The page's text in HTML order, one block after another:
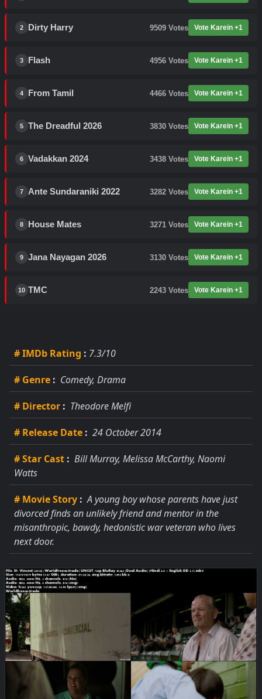
2 Dirty Harry 9509 Votes Vote Karein +1
3 Flash 4956 Votes Vote Karein +1
4 From Tamil 4466 Votes Vote Karein +1
5 The Dreadful 2026 3830 Votes Vote Karein +1
6 Vadakkan 2024 3438 Votes Vote Karein +1
7 Ante Sundaraniki 2022 3282 Votes Vote Karein +1
8 House Mates 3271 Votes Vote Karein +1
9 Jana Nayagan 2026 3130 Votes Vote Karein +1
10 TMC 2243 Votes Vote Karein +1
# IMDb Rating : 7.3/10
# Genre : Comedy, Drama
# Director : Theodore Melfi
# Release Date : 24 October 2014
# Star Cast : Bill Murray, Melissa McCarthy, Naomi
Watts
# Movie Story : A young boy whose parents have just
divorced finds an unlikely friend and mentor in the
misanthropic, bawdy, hedonistic war veteran who lives
next door.